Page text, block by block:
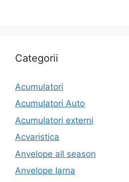
Categorii
Acumulatori
Acumulatori Auto
Acumulatori externi
Acvaristica
Anvelope all season
Anvelope Iarna